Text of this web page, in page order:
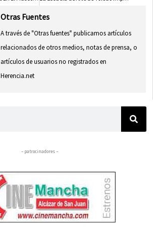
Otras Fuentes
A través de "Otras fuentes" publicamos artículos
relacionados de otros medios, notas de prensa, o
artículos de usuarios no registrados en
Herencia.net
– patrocinadores –